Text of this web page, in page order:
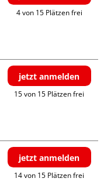
4 von 15 Plätzen frei
jetzt anmelden
15 von 15 Plätzen frei
jetzt anmelden
14 von 15 Plätzen frei